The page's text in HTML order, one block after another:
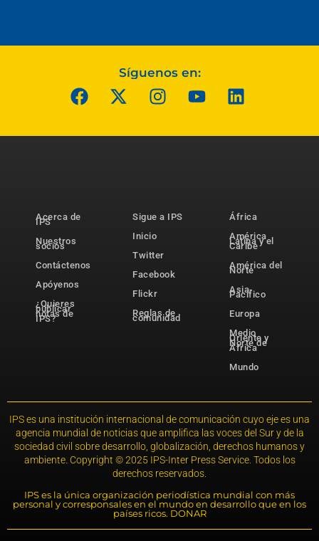
Síguenos en:
Acerca de
IPS
Nuestros
socios
Contáctenos
Apóyenos
¿Quieres
publicar
notas de
IPS?
Sigue a IPS
Inicio
Twitter
Facebook
Flickr
Reglas de
comunidad
África
América
Latina y el
Caribe
América del
Norte
Asia-
Pacífico
Europa
Medio
Oriente y
Norte de
África
Mundo
IPS es una institución internacional de comunicación cuyo eje es una
agencia mundial de noticias que amplifica las voces del Sur y de la
sociedad civil sobre desarrollo, globalización, derechos humanos y
ambiente. Copyright © 2025 IPS-Inter Press Service. Todos los
derechos reservados.
IPS es la única organización periodística mundial con más
personal y corresponsales en el mundo en desarrollo que en los
países ricos. DONAR